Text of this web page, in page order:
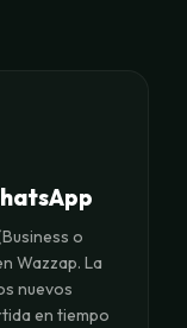
o
Wazzap. La
nuevos
en tiempo